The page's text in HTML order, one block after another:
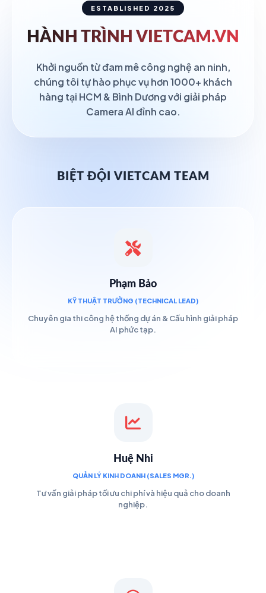
ESTABLISHED 2025
HÀNH TRÌNH VIETCAM.VN
Khởi nguồn từ đam mê công nghệ an ninh,
chúng tôi tự hào phục vụ hơn 1000+ khách
hàng tại HCM & Bình Dương với giải pháp
Camera AI đỉnh cao.
BIỆT ĐỘI VIETCAM TEAM
Phạm Bảo
KỸ THUẬT TRƯỞNG (TECHNICAL LEAD)
Chuyên gia thi công hệ thống dự án & Cấu hình giải pháp
AI phức tạp.
Huệ Nhi
QUẢN LÝ KINH DOANH (SALES MGR.)
Tư vấn giải pháp tối ưu chi phí và hiệu quả cho doanh
nghiệp.